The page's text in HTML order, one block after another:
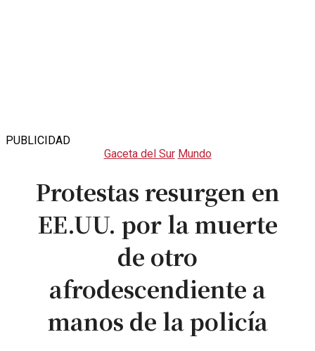
PUBLICIDAD
Gaceta del Sur Mundo
Protestas resurgen en
EE.UU. por la muerte
de otro
afrodescendiente a
manos de la policía